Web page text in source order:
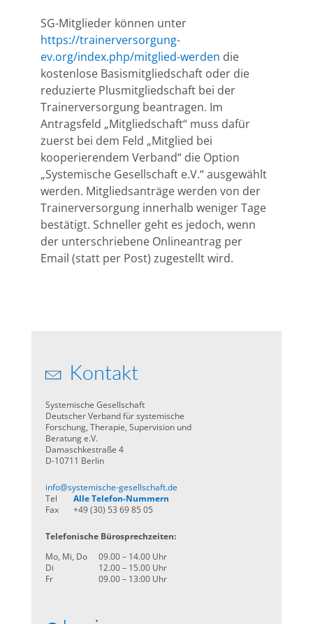
SG-Mitglieder können unter
https://trainerversorgung-
ev.org/index.php/mitglied-werden die
kostenlose Basismitgliedschaft oder die
reduzierte Plusmitgliedschaft bei der
Trainerversorgung beantragen. Im
Antragsfeld „Mitgliedschaft“ muss dafür
zuerst bei dem Feld „Mitglied bei
kooperierendem Verband“ die Option
„Systemische Gesellschaft e.V.“ ausgewählt
werden. Mitgliedsanträge werden von der
Trainerversorgung innerhalb weniger Tage
bestätigt. Schneller geht es jedoch, wenn
der unterschriebene Onlineantrag per
Email (statt per Post) zugestellt wird.
Kontakt
Systemische Gesellschaft
Deutscher Verband für systemische
Forschung, Therapie, Supervision und
Beratung e.V.
Damaschkestraße 4
D-10711 Berlin
info@systemische-gesellschaft.de
Tel
Alle Telefon-Nummern
Fax
+49 (30) 53 69 85 05
Telefonische Bürosprechzeiten:
Mo, Mi, Do
09.00 – 14.00 Uhr
Di
12.00 – 15.00 Uhr
Fr
09.00 – 13:00 Uhr